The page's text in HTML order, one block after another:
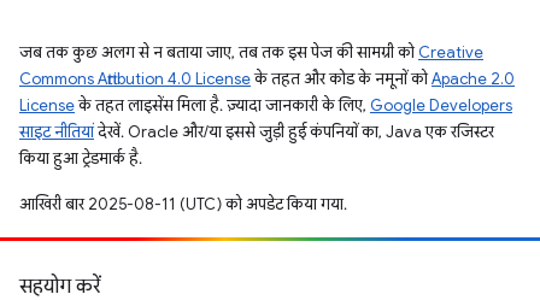
जब तक कुछ अलग से न बताया जाए, तब तक इस पेज की सामग्री कोCreative
Commons Attribution 4.0 Licenseके तहत और कोड के नमूनों कोApache 2.0
Licenseके तहत लाइसेंस मिला है. ज़्यादा जानकारी के लिए, Google Developers
साइट नीतियांदेखें. Oracle और/या इससे जुड़ी हुई कंपनियों का, Java एक रजिस्टर
किया हुआ ट्रेडमार्क है.
आखिरी बार 2025-08-11 (UTC) को अपडेट किया गया.
सहयोग करें